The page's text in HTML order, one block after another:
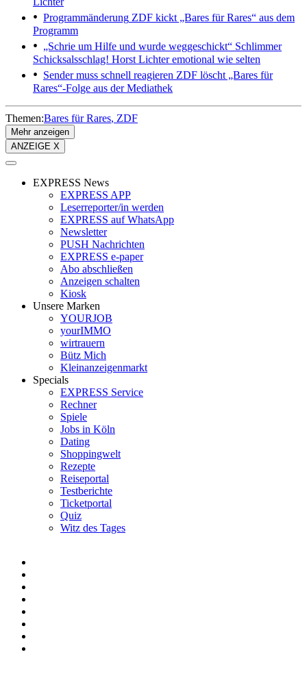
Programmänderung ZDF kickt „Bares für Rares“ aus dem
Programm
„Schrie um Hilfe und wurde weggeschickt“ Schlimmer
Schicksalsschlag! Horst Lichter emotional wie selten
Sender muss schnell reagieren ZDF löscht „Bares für
Rares“-Folge aus der Mediathek
Themen:Bares für Rares ZDF
Mehr anzeigen
ANZEIGE X
EXPRESS News
EXPRESS APP
Leserreporter/in werden
EXPRESS auf WhatsApp
Newsletter
PUSH Nachrichten
EXPRESS e-paper
Abo abschließen
Anzeigen schalten
Kiosk
Unsere Marken
YOURJOB
yourIMMO
wirtrauern
Bütz Mich
Kleinanzeigenmarkt
Specials
EXPRESS Service
Rechner
Spiele
Jobs in Köln
Dating
Shoppingwelt
Rezepte
Reiseportal
Testberichte
Ticketportal
Quiz
Witz des Tages